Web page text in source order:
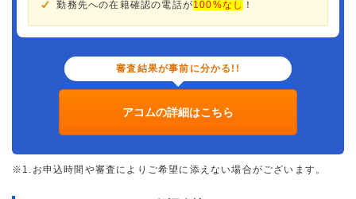
勤務先への在籍確認の電話が100%なし ！
審査結果が事前に分かる!!
アコムの詳細はこちら
※1.お申込時間や審査によりご希望に添えない場合がございます。